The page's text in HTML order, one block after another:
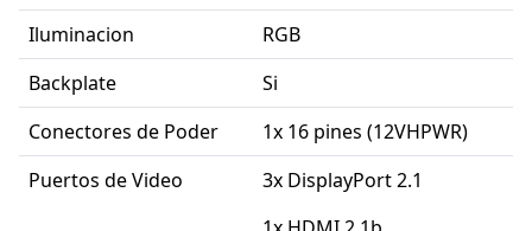
Iluminacion
RGB
Backplate
Si
Conectores de Poder
1x 16 pines (12VHPWR)
Puertos de Video
3x DisplayPort 2.1